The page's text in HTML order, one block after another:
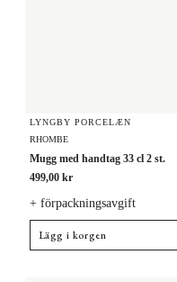
LYNGBY PORCELÆN
RHOMBE
Mugg med handtag 33 cl 2 st.
499,00 kr
+ förpackningsavgift
Lägg i korgen